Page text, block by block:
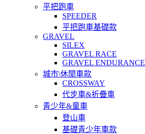
平把跑車
SPEEDER
平把跑車基礎款
GRAVEL
SILEX
GRAVEL RACE
GRAVEL ENDURANCE
城市\休閒車款
CROSSWAY
代步車&折疊車
青少年&童車
登山車
基礎青少年車款